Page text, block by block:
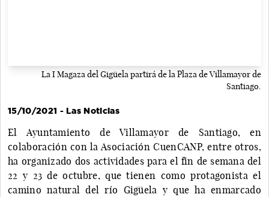
La I Magaza del Gigüela partirá de la Plaza de Villamayor de
Santiago.
15/10/2021 - Las Noticias
El Ayuntamiento de Villamayor de Santiago, en
colaboración con la Asociación CuenCANP, entre otros,
ha organizado dos actividades para el fin de semana del
22 y 23 de octubre, que tienen como protagonista el
camino natural del río Gigüela y que ha enmarcado